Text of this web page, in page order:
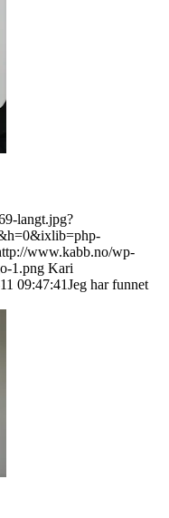
langt.jpg?
www.kabb.no/wp-
1.png Kari
09:47:41Jeg har funnet